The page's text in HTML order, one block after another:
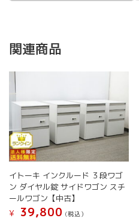
関連商品
イトーキ インクルード ３段ワゴ
ン ダイヤル錠 サイドワゴン スチ
ールワゴン【中古】
¥
39,800 (税込）